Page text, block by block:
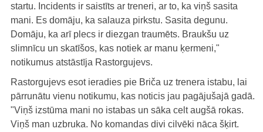
startu. Incidents ir saistīts ar treneri, ar to, ka viņš sasita
mani. Es domāju, ka salauza pirkstu. Sasita degunu.
Domāju, ka arī plecs ir diezgan traumēts. Braukšu uz
slimnīcu un skatīšos, kas notiek ar manu ķermeni,"
notikumus atstāstīja Rastorgujevs.
Rastorgujevs esot ieradies pie Briča uz trenera istabu, lai
pārrunātu vienu notikumu, kas noticis jau pagājušajā gadā.
"Viņš izstūma mani no istabas un sāka celt augšā rokas.
Viņš man uzbruka. No komandas divi cilvēki nāca šķirt.